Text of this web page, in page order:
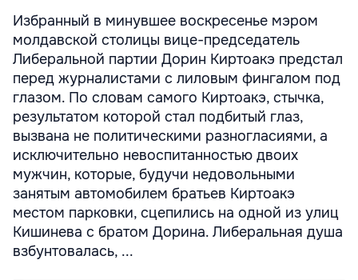
Избранный в минувшее воскресенье мэром
молдавской столицы вице-председатель
Либеральной партии Дорин Киртоакэ предстал
перед журналистами с лиловым фингалом под
глазом. По словам самого Киртоакэ, стычка,
результатом которой стал подбитый глаз,
вызвана не политическими разногласиями, а
исключительно невоспитанностью двоих
мужчин, которые, будучи недовольными
занятым автомобилем братьев Киртоакэ
местом парковки, сцепились на одной из улиц
Кишинева с братом Дорина. Либеральная душа
взбунтовалась, ...